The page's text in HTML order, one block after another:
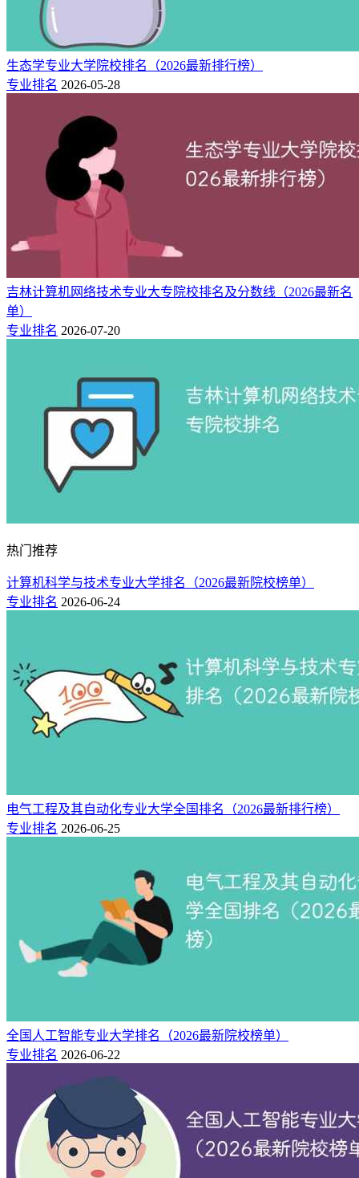
生态学专业大学院校排名（2026最新排行榜）
专业排名 2026-05-28
吉林计算机网络技术专业大专院校排名及分数线（2026最新名
单）
专业排名 2026-07-20
热门推荐
计算机科学与技术专业大学排名（2026最新院校榜单）
专业排名 2026-06-24
电气工程及其自动化专业大学全国排名（2026最新排行榜）
专业排名 2026-06-25
全国人工智能专业大学排名（2026最新院校榜单）
专业排名 2026-06-22